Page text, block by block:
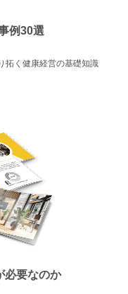
例30選
拓く健康経営の基礎知識
必要なのか